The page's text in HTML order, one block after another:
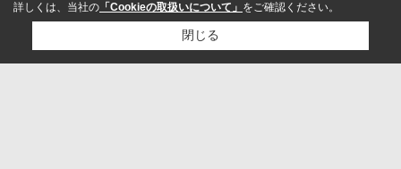
詳しくは、当社の 「Cookieの取扱いについて」 をご確認ください。
閉じる